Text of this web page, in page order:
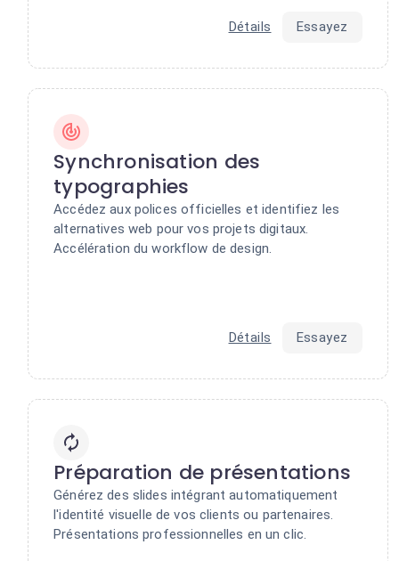
Détails Essayez
Synchronisation des
typographies
Accédez aux polices officielles et identifiez les
alternatives web pour vos projets digitaux.
Accélération du workflow de design.
Détails Essayez
Préparation de présentations
Générez des slides intégrant automatiquement
l'identité visuelle de vos clients ou partenaires.
Présentations professionnelles en un clic.